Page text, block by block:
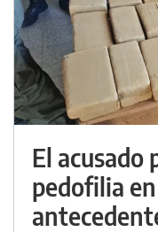
El acusado
pedofilia